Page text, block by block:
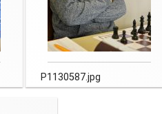
P1130587.jpg